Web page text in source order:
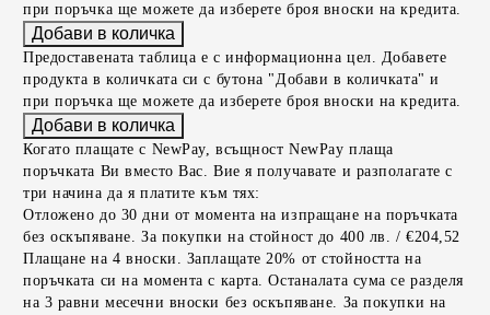
при поръчка ще можете да изберете броя вноски на кредита.
Предоставената таблица е с информационна цел. Добавете
продукта в количката си с бутона "Добави в количката" и
при поръчка ще можете да изберете броя вноски на кредита.
Когато плащате с NewPay, всъщност NewPay плаща
поръчката Ви вместо Вас. Вие я получавате и разполагате с
три начина да я платите към тях:
Отложено до 30 дни от момента на изпращане на поръчката
без оскъпяване. За покупки на стойност до 400 лв. / €204,52
Плащане на 4 вноски. Заплащате 20% от стойността на
поръчката си на момента с карта. Останалата сума се разделя
на 3 равни месечни вноски без оскъпяване. За покупки на